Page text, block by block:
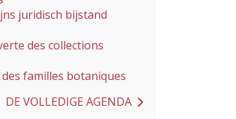
juridisch bijstand
des collections
des familles botaniques
DE VOLLEDIGE AGENDA